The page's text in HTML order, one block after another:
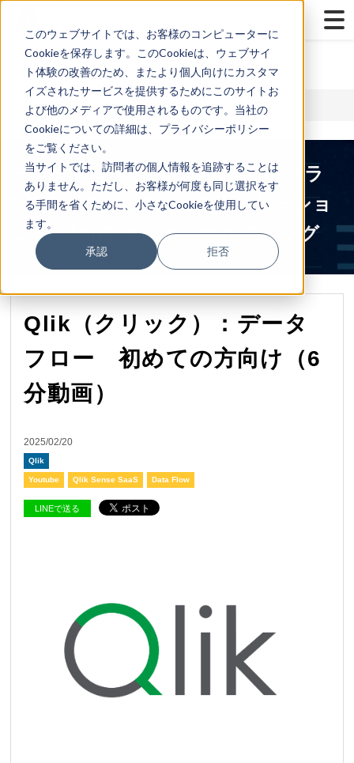
このウェブサイトでは、お客様のコンピューターに
Cookieを保存します。このCookieは、ウェブサイ
ト体験の改善のため、またより個人向けにカスタマ
イズされたサービスを提供するためにこのサイトお
よび他のメディアで使用されるものです。当社の
Cookieについての詳細は、プライバシーポリシー
をご覧ください。
当サイトでは、訪問者の個人情報を追跡することは
ありません。ただし、お客様が何度も同じ選択をす
る手間を省くために、小さなCookieを使用してい
ます。
承認 拒否
> Qlik> Qlik（クリック）：データフロー 初めての方向け（6分動画）
データフロー｜Qlik Sense|Qlikクラ
ウドデータ統合|DX|モダナイゼーショ
ン|生成AI|アグニコンサルティング
Qlik（クリック）：データ
フロー 初めての方向け（6
分動画）
2025/02/20
Qlik
Youtube Qlik Sense SaaS Data Flow
LINEで送る